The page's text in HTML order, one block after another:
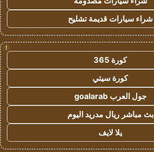
شراء سيارات قديمة تشليح
!
كورة 365
كورة سيتي
جول العرب goalarab
بث مباشر ريال مدريد اليوم
يلا لايف